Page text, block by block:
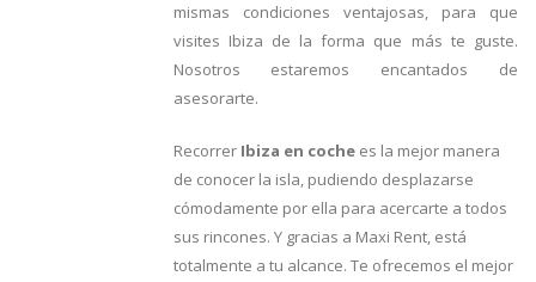
mismas condiciones ventajosas, para que
visites Ibiza de la forma que más te guste.
Nosotros estaremos encantados de
asesorarte.
Recorrer Ibiza en coche es la mejor manera
de conocer la isla, pudiendo desplazarse
cómodamente por ella para acercarte a todos
sus rincones. Y gracias a Maxi Rent, está
totalmente a tu alcance. Te ofrecemos el mejor